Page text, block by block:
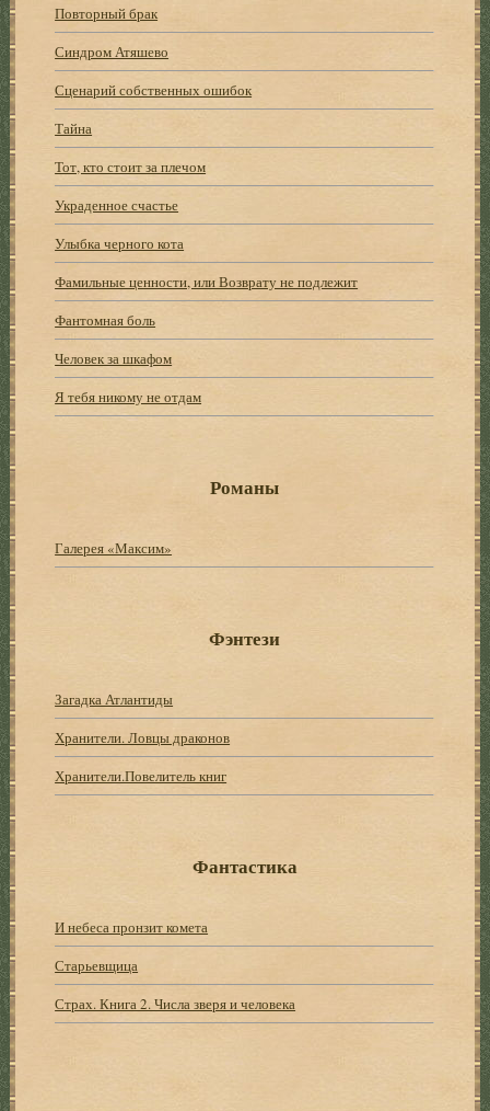
Повторный брак
Синдром Атяшево
Сценарий собственных ошибок
Тайна
Тот, кто стоит за плечом
Украденное счастье
Улыбка черного кота
Фамильные ценности, или Возврату не подлежит
Фантомная боль
Человек за шкафом
Я тебя никому не отдам
Романы
Галерея «Максим»
Фэнтези
Загадка Атлантиды
Хранители. Ловцы драконов
Хранители.Повелитель книг
Фантастика
И небеса пронзит комета
Старьевщица
Страх. Книга 2. Числа зверя и человека